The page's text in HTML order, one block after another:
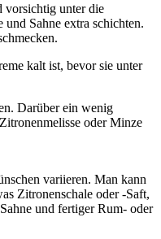
vorsichtig unter die
Sahne extra schichten.
kalt ist, bevor sie unter
Darüber ein wenig
oder Minze
variieren. Man kann
Zitronenschale oder -Saft,
und fertiger Rum- oder